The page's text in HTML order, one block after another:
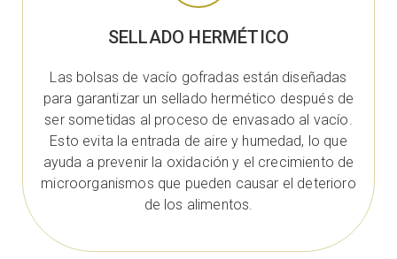
SELLADO HERMÉTICO
Las bolsas de vacío gofradas están diseñadas
para garantizar un sellado hermético después de
ser sometidas al proceso de envasado al vacío.
Esto evita la entrada de aire y humedad, lo que
ayuda a prevenir la oxidación y el crecimiento de
microorganismos que pueden causar el deterioro
de los alimentos.